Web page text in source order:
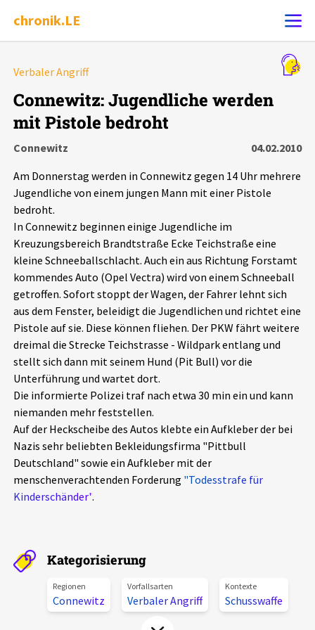
chronik.LE
Chronik
Leipziger Zustände
Schlaglichter
Phänomene
Aktuelles
Alle Beiträge
Veranstaltungen
Pressemitteilungen
Podcasts
Über uns
Projektbeschreibung
Kontakt
Unterstützer_innen
Spenden
Verbaler Angriff
Connewitz: Jugendliche werden
mit Pistole bedroht
Connewitz
04.02.2010
Am Donnerstag werden in Connewitz gegen 14 Uhr mehrere
Jugendliche von einem jungen Mann mit einer Pistole
bedroht.
In Connewitz beginnen einige Jugendliche im
Kreuzungsbereich Brandtstraße Ecke Teichstraße eine
kleine Schneeballschlacht. Auch ein aus Richtung Forstamt
kommendes Auto (Opel Vectra) wird von einem Schneeball
getroffen. Sofort stoppt der Wagen, der Fahrer lehnt sich
aus dem Fenster, beleidigt die Jugendlichen und richtet eine
Pistole auf sie. Diese können fliehen. Der PKW fährt weitere
dreimal die Strecke Teichstrasse - Wildpark entlang und
stellt sich dann mit seinem Hund (Pit Bull) vor die
Unterführung und wartet dort.
Die informierte Polizei traf nach etwa 30 min ein und kann
niemanden mehr feststellen.
Auf der Heckscheibe des Autos klebte ein Aufkleber der bei
Nazis sehr beliebten Bekleidungsfirma "Pittbull
Deutschland" sowie ein Aufkleber mit der
menschenverachtenden Forderung "Todesstrafe für
Kinderschänder".
Kategorisierung
Regionen
Connewitz
Vorfallsarten
Verbaler Angriff
Kontexte
Schusswaffe
Alle Ereignisse
7502 Ereignisse
Ereignisse Statistik